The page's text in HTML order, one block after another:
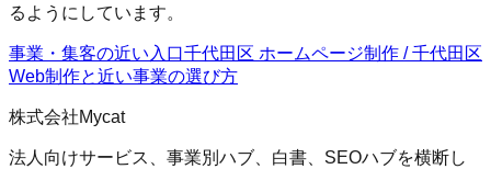
るようにしています。
事業・集客の近い入口千代田区 ホームページ制作 / 千代田区
Web制作と近い事業の選び方
株式会社Mycat
法人向けサービス、事業別ハブ、白書、SEOハブを横断し